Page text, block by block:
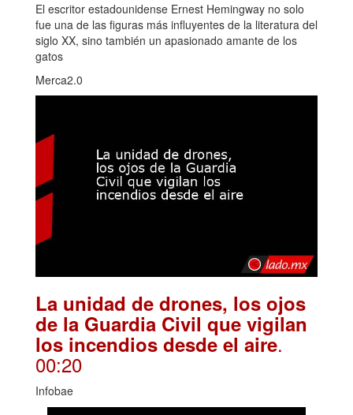
El escritor estadounidense Ernest Hemingway no solo
fue una de las figuras más influyentes de la literatura del
siglo XX, sino también un apasionado amante de los
gatos
Merca2.0
La unidad de drones, los ojos
de la Guardia Civil que vigilan
los incendios desde el aire.
00:20
Infobae